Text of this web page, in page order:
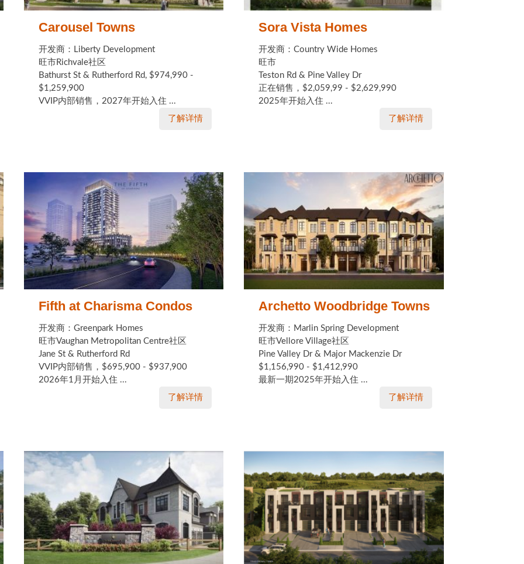
Carousel Towns
开发商：Liberty Development
旺市Richvale社区
Bathurst St & Rutherford Rd, $974,990 -
$1,259,900
VVIP内部销售，2027年开始入住 ...
了解详情
Sora Vista Homes
开发商：Country Wide Homes
旺市
Teston Rd & Pine Valley Dr
正在销售，$2,059,99 - $2,629,990
2025年开始入住 ...
了解详情
Fifth at Charisma Condos
开发商：Greenpark Homes
旺市Vaughan Metropolitan Centre社区
Jane St & Rutherford Rd
VVIP内部销售，$695,900 - $937,900
2026年1月开始入住 ...
了解详情
Archetto Woodbridge Towns
开发商：Marlin Spring Development
旺市Vellore Village社区
Pine Valley Dr & Major Mackenzie Dr
$1,156,990 - $1,412,990
最新一期2025年开始入住 ...
了解详情